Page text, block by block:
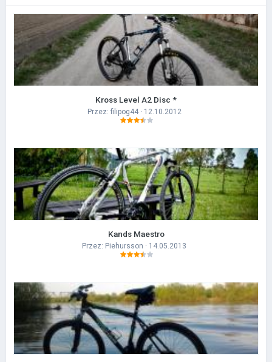
Kross Level A2 Disc *
Przez: filipog44· 12.10.2012
Kands Maestro
Przez: Piehursson · 14.05.2013